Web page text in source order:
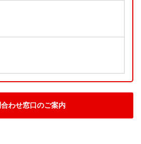
わせ窓口のご案内